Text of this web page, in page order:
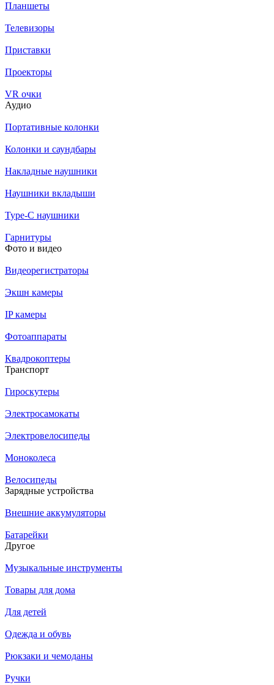
Планшеты
Телевизоры
Приставки
Проекторы
VR очки
Аудио
Портативные колонки
Колонки и саундбары
Накладные наушники
Наушники вкладыши
Type-C наушники
Гарнитуры
Фото и видео
Видеорегистраторы
Экшн камеры
IP камеры
Фотоаппараты
Квадрокоптеры
Транспорт
Гироскутеры
Электросамокаты
Электровелосипеды
Моноколеса
Велосипеды
Зарядные устройства
Внешние аккумуляторы
Батарейки
Другое
Музыкальные инструменты
Товары для дома
Для детей
Одежда и обувь
Рюкзаки и чемоданы
Ручки